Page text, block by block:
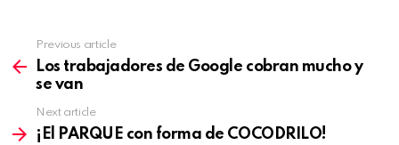
more
Previous article
Los trabajadores de Google cobran mucho y
se van
Next article
¡El PARQUE con forma de COCODRILO!